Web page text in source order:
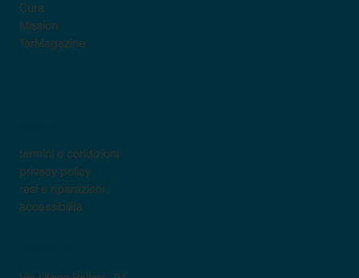
Cura
Mission
TarMagazine
termini e condizioni
privacy policy
resi e riparazioni
accessibilità